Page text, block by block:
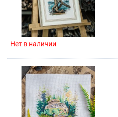
Нет в наличии